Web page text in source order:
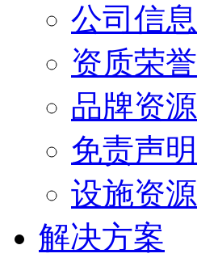
公司信息
资质荣誉
品牌资源
免责声明
设施资源
解决方案